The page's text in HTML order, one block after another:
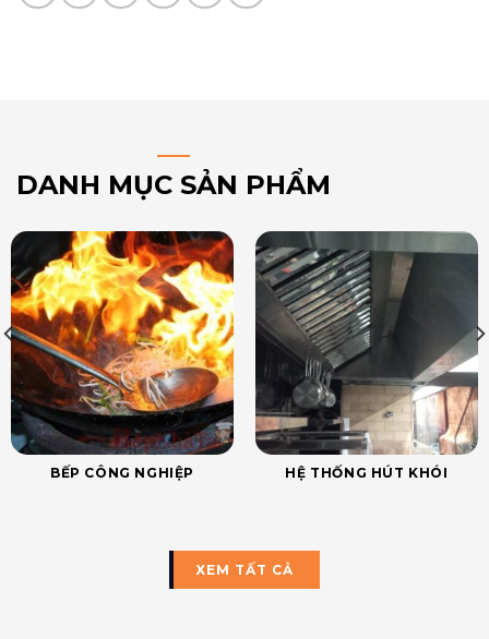
DANH MỤC SẢN PHẨM
BẾP CÔNG NGHIỆP HỆ THỐNG HÚT KHÓI
XEM TẤT CẢ